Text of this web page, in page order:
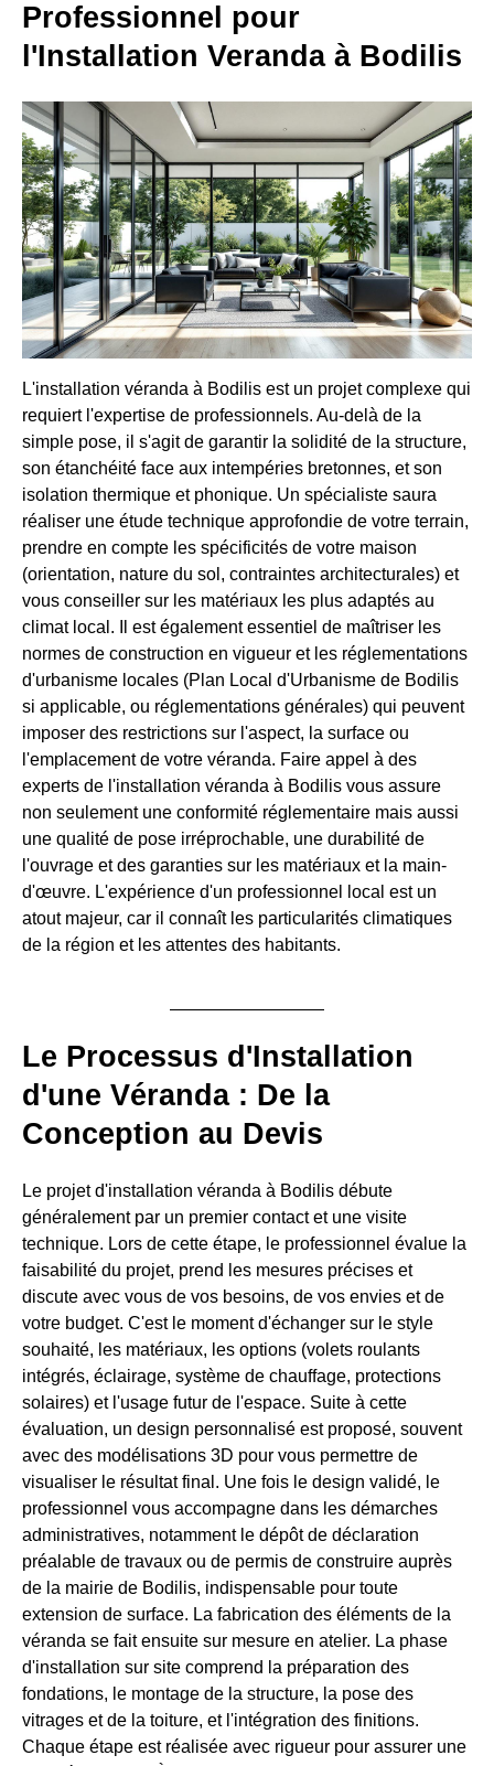
Professionnel pour
l'Installation Veranda à Bodilis
L'installation véranda à Bodilis est un projet complexe qui
requiert l'expertise de professionnels. Au-delà de la
simple pose, il s'agit de garantir la solidité de la structure,
son étanchéité face aux intempéries bretonnes, et son
isolation thermique et phonique. Un spécialiste saura
réaliser une étude technique approfondie de votre terrain,
prendre en compte les spécificités de votre maison
(orientation, nature du sol, contraintes architecturales) et
vous conseiller sur les matériaux les plus adaptés au
climat local. Il est également essentiel de maîtriser les
normes de construction en vigueur et les réglementations
d'urbanisme locales (Plan Local d'Urbanisme de Bodilis
si applicable, ou réglementations générales) qui peuvent
imposer des restrictions sur l'aspect, la surface ou
l'emplacement de votre véranda. Faire appel à des
experts de l'installation véranda à Bodilis vous assure
non seulement une conformité réglementaire mais aussi
une qualité de pose irréprochable, une durabilité de
l'ouvrage et des garanties sur les matériaux et la main-
d'œuvre. L'expérience d'un professionnel local est un
atout majeur, car il connaît les particularités climatiques
de la région et les attentes des habitants.
Le Processus d'Installation
d'une Véranda : De la
Conception au Devis
Le projet d'installation véranda à Bodilis débute
généralement par un premier contact et une visite
technique. Lors de cette étape, le professionnel évalue la
faisabilité du projet, prend les mesures précises et
discute avec vous de vos besoins, de vos envies et de
votre budget. C'est le moment d'échanger sur le style
souhaité, les matériaux, les options (volets roulants
intégrés, éclairage, système de chauffage, protections
solaires) et l'usage futur de l'espace. Suite à cette
évaluation, un design personnalisé est proposé, souvent
avec des modélisations 3D pour vous permettre de
visualiser le résultat final. Une fois le design validé, le
professionnel vous accompagne dans les démarches
administratives, notamment le dépôt de déclaration
préalable de travaux ou de permis de construire auprès
de la mairie de Bodilis, indispensable pour toute
extension de surface. La fabrication des éléments de la
véranda se fait ensuite sur mesure en atelier. La phase
d'installation sur site comprend la préparation des
fondations, le montage de la structure, la pose des
vitrages et de la toiture, et l'intégration des finitions.
Chaque étape est réalisée avec rigueur pour assurer une